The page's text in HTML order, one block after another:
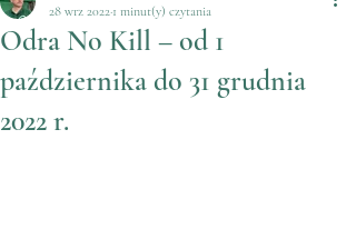
Odra No Kill – od 1
października do 31 grudnia
2022 r.
28 wrz 2022 1 minut(y) czytania